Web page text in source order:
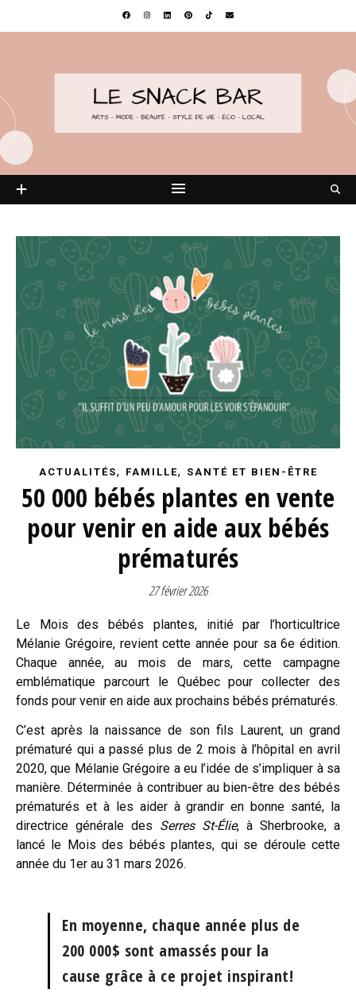
ACTUALITÉS, FAMILLE, SANTÉ ET BIEN-ÊTRE
50 000 bébés plantes en vente
pour venir en aide aux bébés
prématurés
27 février 2026
Le Mois des bébés plantes, initié par l’horticultrice
Mélanie Grégoire, revient cette année pour sa 6e édition.
Chaque année, au mois de mars, cette campagne
emblématique parcourt le Québec pour collecter des
fonds pour venir en aide aux prochains bébés prématurés.
C’est après la naissance de son fils Laurent, un grand
prématuré qui a passé plus de 2 mois à l’hôpital en avril
2020, que Mélanie Grégoire a eu l’idée de s’impliquer à sa
manière. Déterminée à contribuer au bien-être des bébés
prématurés et à les aider à grandir en bonne santé, la
directrice générale des Serres St-Élie, à Sherbrooke, a
lancé le Mois des bébés plantes, qui se déroule cette
année du 1er au 31 mars 2026.
En moyenne, chaque année plus de
200 000$ sont amassés pour la
cause grâce à ce projet inspirant!